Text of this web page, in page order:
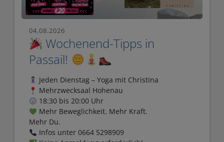
SS
N
04.08.2026
Wochenend-Tipps in
Passail!
Jeden Dienstag – Yoga mit Christina
Mehrzwecksaal Hohenau
18:30 bis 20:00 Uhr
Mehr Beweglichkeit. Mehr Kraft.
Mehr Du.
Infos unter 0664 5298909